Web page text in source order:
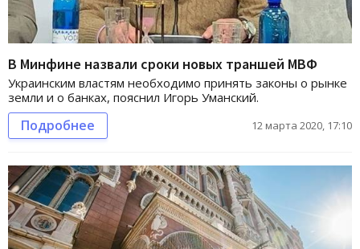
В Минфине назвали сроки новых траншей МВФ
Украинским властям необходимо принять законы о рынке
земли и о банках, пояснил Игорь Уманский.
Подробнее 12 марта 2020, 17:10